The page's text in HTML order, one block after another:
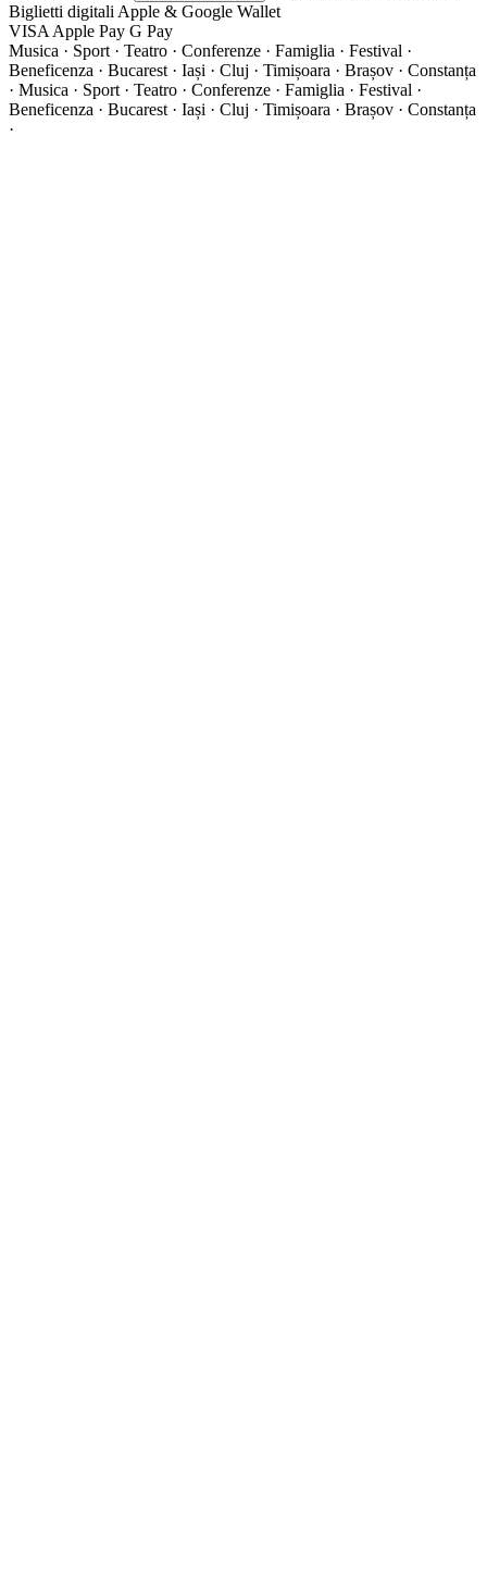
Biglietti digitali Apple & Google Wallet
VISA Apple Pay G Pay
Musica · Sport · Teatro · Conferenze · Famiglia · Festival ·
Beneficenza · Bucarest · Iași · Cluj · Timișoara · Brașov · Constanța
· Musica · Sport · Teatro · Conferenze · Famiglia · Festival ·
Beneficenza · Bucarest · Iași · Cluj · Timișoara · Brașov · Constanța
·